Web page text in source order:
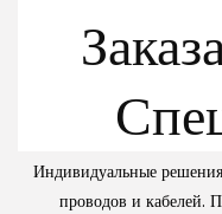
Индивидуальные
проводов и кабелей.